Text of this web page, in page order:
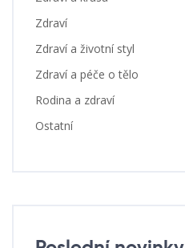
Zdraví
Zdraví a životní styl
Zdraví a péče o tělo
Rodina a zdraví
Ostatní